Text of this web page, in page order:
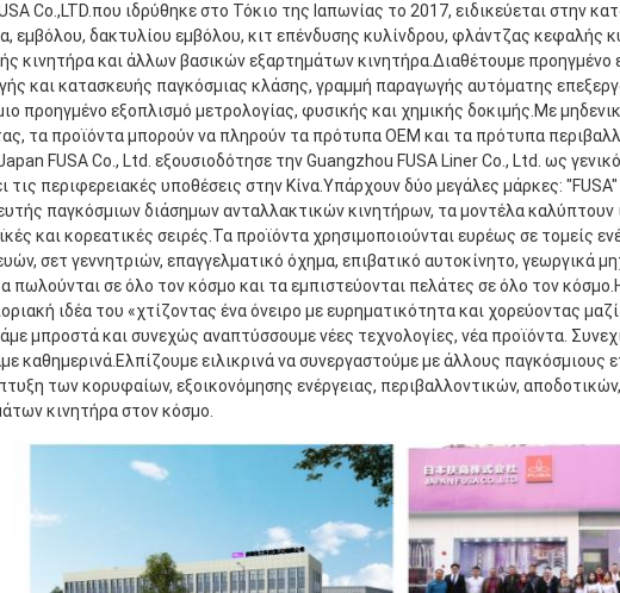
Co.,LTD.που ιδρύθηκε στο Τόκιο της Ιαπωνίας το 2017, ειδικεύεται στην
εμβόλου, δακτυλίου εμβόλου, κιτ επένδυσης κυλίνδρου, φλάντζας κεφαλής
κινητήρα και άλλων βασικών εξαρτημάτων κινητήρα.Διαθέτουμε προηγμένο
και κατασκευής παγκόσμιας κλάσης, γραμμή παραγωγής αυτόματης
προηγμένο εξοπλισμό μετρολογίας, φυσικής και χημικής δοκιμής.Με
τα προϊόντα μπορούν να πληρούν τα πρότυπα OEM και τα πρότυπα
FUSA Co., Ltd. εξουσιοδότησε την Guangzhou FUSA Liner Co., Ltd. ως
τις περιφερειακές υποθέσεις στην Κίνα.Υπάρχουν δύο μεγάλες μάρκες:
παγκόσμιων διάσημων ανταλλακτικών κινητήρων, τα μοντέλα καλύπτουν
και κορεατικές σειρές.Τα προϊόντα χρησιμοποιούνται ευρέως σε τομείς
σετ γεννητριών, επαγγελματικό όχημα, επιβατικό αυτοκίνητο, γεωργικά
πωλούνται σε όλο τον κόσμο και τα εμπιστεύονται πελάτες σε όλο τον
ιδέα του «χτίζοντας ένα όνειρο με ευρηματικότητα και χορεύοντας
μπροστά και συνεχώς αναπτύσσουμε νέες τεχνολογίες, νέα προϊόντα.
καθημερινά.Ελπίζουμε ειλικρινά να συνεργαστούμε με άλλους παγκόσμιους
των κορυφαίων, εξοικονόμησης ενέργειας, περιβαλλοντικών,
κινητήρα στον κόσμο.